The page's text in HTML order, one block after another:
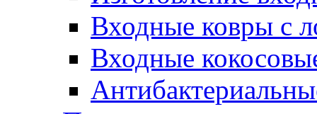
Входные ковры с
Входные